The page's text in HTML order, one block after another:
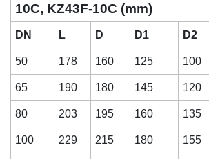
10C, KZ43F-10C (mm)
DN L D D1 D2
50 178 160 125 100
65 190 180 145 120
80 203 195 160 135
100 229 215 180 155